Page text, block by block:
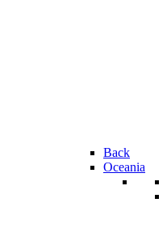
Back
Oceania